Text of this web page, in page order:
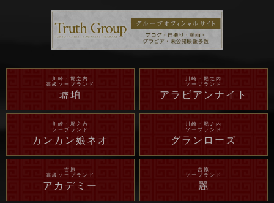
川崎・堀之内
高級ソープランド
琥珀
川崎・堀之内
ソープランド
アラビアンナイト
川崎・堀之内
ソープランド
カンカン娘ネオ
川崎・堀之内
ソープランド
グランローズ
吉原
高級ソープランド
アカデミー
吉原
ソープランド
麗